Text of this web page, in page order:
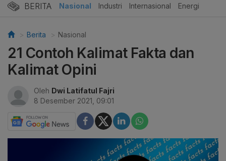
BERITA Nasional Industri Internasional Energi
Berita Nasional
21 Contoh Kalimat Fakta dan
Kalimat Opini
Oleh Dwi Latifatul Fajri
8 Desember 2021, 09:01